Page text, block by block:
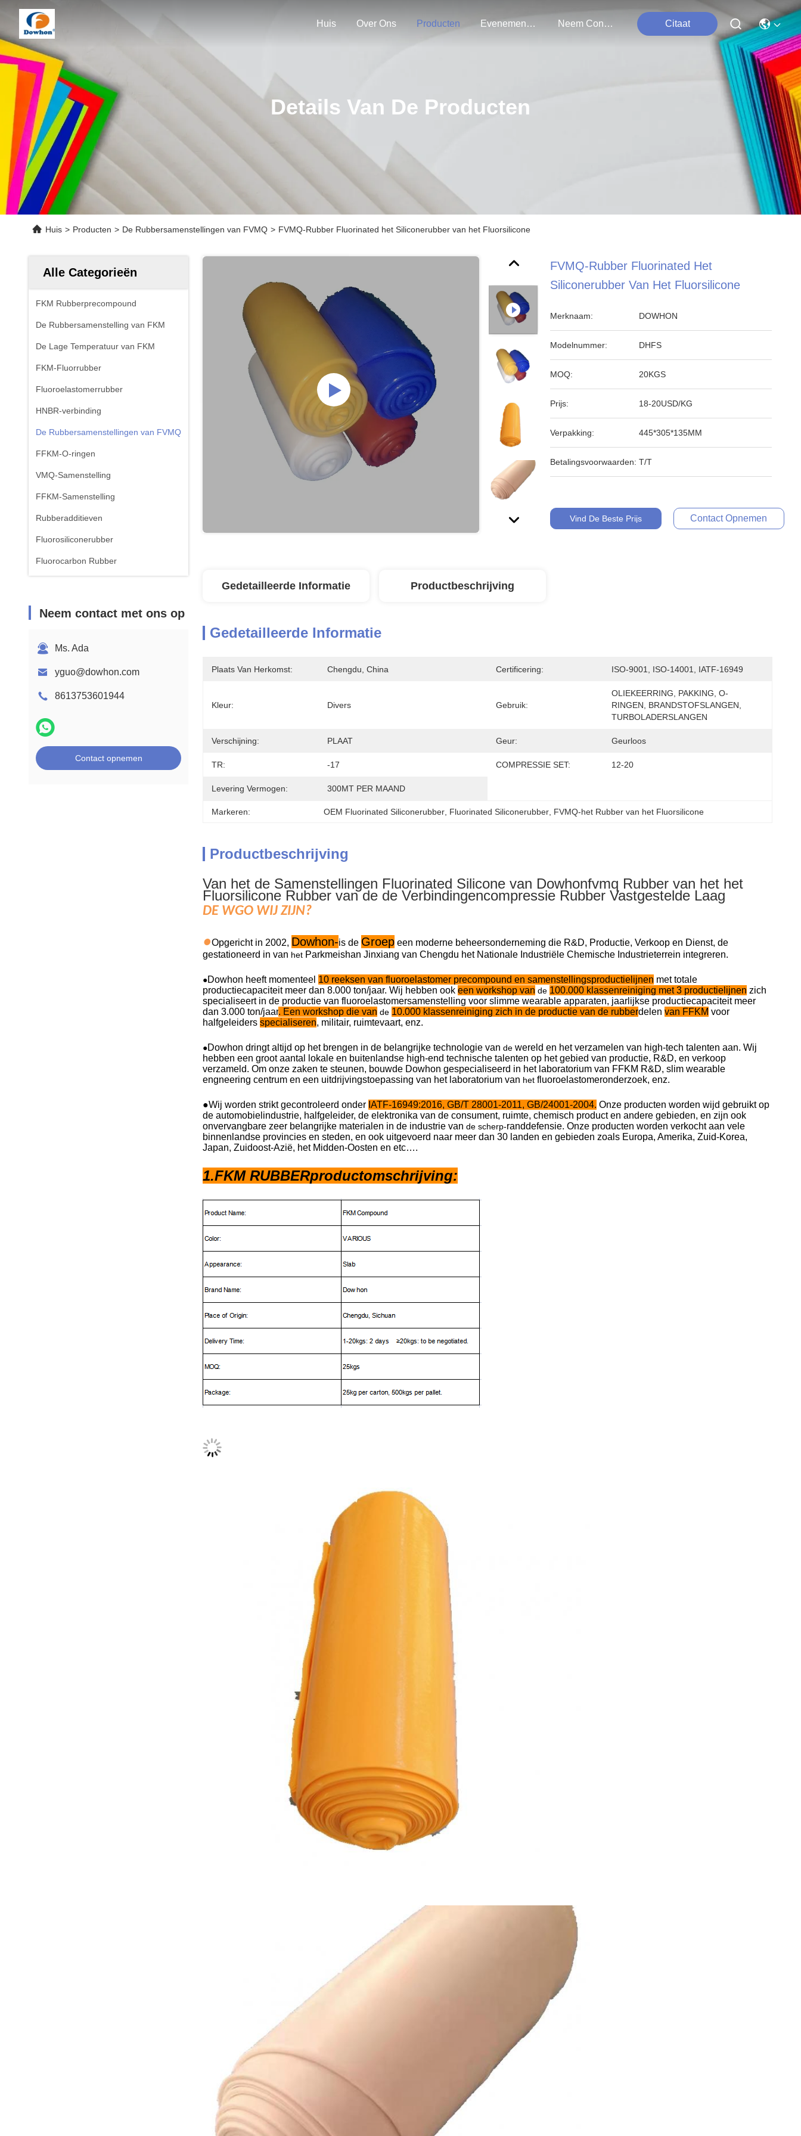
Huis Over Ons Producten Evenementen Neem Contact Met Ons Op Citaat
Details Van De Producten
Huis > Producten > De Rubbersamenstellingen van FVMQ > FVMQ-Rubber Fluorinated het Siliconerubber van het Fluorsilicone
Alle Categorieën
FKM Rubberprecompound
De Rubbersamenstelling van FKM
De Lage Temperatuur van FKM
FKM-Fluorrubber
Fluoroelastomerrubber
HNBR-verbinding
De Rubbersamenstellingen van FVMQ
FFKM-O-ringen
VMQ-Samenstelling
FFKM-Samenstelling
Rubberadditieven
Fluorosiliconerubber
Fluorocarbon Rubber
Neem contact met ons op
Ms. Ada
yguo@dowhon.com
8613753601944
Contact opnemen
FVMQ-Rubber Fluorinated Het
Siliconerubber Van Het Fluorsilicone
Merknaam: DOWHON
Modelnummer: DHFS
MOQ: 20KGS
Prijs: 18-20USD/KG
Verpakking: 445*305*135MM
Betalingsvoorwaarden: T/T
Vind De Beste Prijs Contact Opnemen
Gedetailleerde Informatie Productbeschrijving
Gedetailleerde Informatie
Plaats Van Herkomst: Chengdu, China Certificering: ISO-9001, ISO-14001, IATF-16949
Kleur: Divers Gebruik:
OLIEKEERRING, PAKKING, O-
RINGEN, BRANDSTOFSLANGEN,
TURBOLADERSLANGEN
Verschijning: PLAAT Geur: Geurloos
TR: -17 COMPRESSIE SET: 12-20
Levering Vermogen: 300MT PER MAAND
Markeren: OEM Fluorinated Siliconerubber Fluorinated Siliconerubber FVMQ-het Rubber van het Fluorsilicone
Productbeschrijving
Van het de Samenstellingen Fluorinated Silicone van Dowhonfvmq Rubber van het het
Fluorsilicone Rubber van de de Verbindingencompressie Rubber Vastgestelde Laag
DE WGO WIJ ZIJN?
●Opgericht in 2002, Dowhon-is de Groep een moderne beheersonderneming die R&D, Productie, Verkoop en Dienst, de
gestationeerd in van het Parkmeishan Jinxiang van Chengdu het Nationale Industriële Chemische Industrieterrein integreren.
●Dowhon heeft momenteel 10 reeksen van fluoroelastomer precompound en samenstellingsproductielijnen met totale
productiecapaciteit meer dan 8.000 ton/jaar. Wij hebben ook een workshop van de 100.000 klassenreiniging met 3 productielijnen zich
specialiseert in de productie van fluoroelastomersamenstelling voor slimme wearable apparaten, jaarlijkse productiecapaciteit meer
dan 3.000 ton/jaar. Een workshop die van de 10.000 klassenreiniging zich in de productie van de rubberdelen van FFKM voor
halfgeleiders specialiseren, militair, ruimtevaart, enz.
●Dowhon dringt altijd op het brengen in de belangrijke technologie van de wereld en het verzamelen van high-tech talenten aan. Wij
hebben een groot aantal lokale en buitenlandse high-end technische talenten op het gebied van productie, R&D, en verkoop
verzameld. Om onze zaken te steunen, bouwde Dowhon gespecialiseerd in het laboratorium van FFKM R&D, slim wearable
engneering centrum en een uitdrijvingstoepassing van het laboratorium van het fluoroelastomeronderzoek, enz.
●Wij worden strikt gecontroleerd onder IATF-16949:2016, GB/T 28001-2011, GB/24001-2004. Onze producten worden wijd gebruikt op
de automobielindustrie, halfgeleider, de elektronika van de consument, ruimte, chemisch product en andere gebieden, en zijn ook
onvervangbare zeer belangrijke materialen in de industrie van de scherp-randdefensie. Onze producten worden verkocht aan vele
binnenlandse provincies en steden, en ook uitgevoerd naar meer dan 30 landen en gebieden zoals Europa, Amerika, Zuid-Korea,
Japan, Zuidoost-Azië, het Midden-Oosten en etc….
1.FKM RUBBERproductomschrijving: